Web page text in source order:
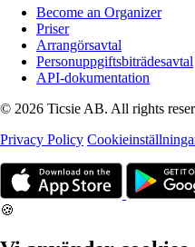
Become an Organizer
Priser
Arrangörsavtal
Personuppgiftsbiträdesavtal
API-dokumentation
© 2026 Ticsie AB. All rights
Privacy Policy
🍪